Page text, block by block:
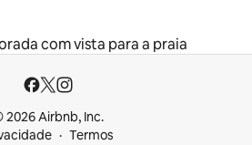
com vista para a praia
2026 Airbnb, Inc.
Termos